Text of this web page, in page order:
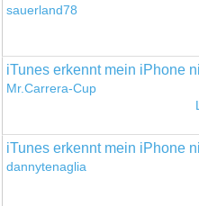
sauerland78
iTunes erkennt mein iPhone
Mr.Carrera-Cup
iTunes erkennt mein iPhone
dannytenaglia